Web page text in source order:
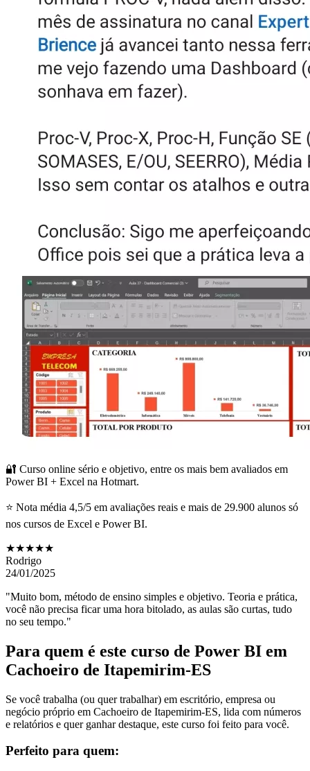
🔐 Curso online sério e objetivo, entre os mais bem avaliados em
Power BI + Excel na Hotmart.
⭐ Nota média 4,5/5 em avaliações reais e mais de 29.900 alunos só
nos cursos de Excel e Power BI.
★★★★★
Rodrigo
24/01/2025
"Muito bom, método de ensino simples e objetivo. Teoria e prática,
você não precisa ficar uma hora bitolado, as aulas são curtas, tudo
no seu tempo."
Para quem é este curso de Power BI em
Cachoeiro de Itapemirim-ES
Se você trabalha (ou quer trabalhar) em escritório, empresa ou
negócio próprio em Cachoeiro de Itapemirim-ES, lida com números
e relatórios e quer ganhar destaque, este curso foi feito para você.
Perfeito para quem: